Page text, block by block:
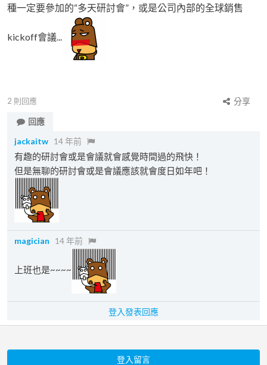
種一定要參加的“多天研討會”，或是公司內部的全球銷售
kickoff會議...
2 則回應
分享
回應
jackaitw 14 年前
有趣的研討會或是會議就會感覺時間過的飛快！
但是無聊的研討會或是會議應該就會度日如年吧！
magician 14 年前
上班也是~~~~
登入發表回應
登入留言